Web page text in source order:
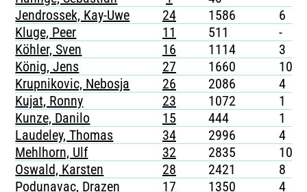
Jendrossek, Kay-Uwe
24 1586 6
Kluge, Peer
11 511 -
Köhler, Sven
16 1114 3
König, Jens
27 1660 10
Krupnikovic, Nebosja
26 2086 4
Kujat, Ronny
23 1072 1
Kunze, Danilo
15 444 1
Laudeley, Thomas
34 2996 4
Mehlhorn, Ulf
32 2835 10
Oswald, Karsten
28 2421 8
Podunavac, Drazen
17 1350 4